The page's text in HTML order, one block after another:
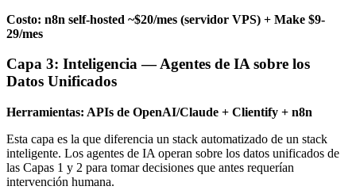
Costo: n8n self-hosted ~$20/mes (servidor VPS) + Make $9-
29/mes
Capa 3: Inteligencia — Agentes de IA sobre los
Datos Unificados
Herramientas: APIs de OpenAI/Claude + Clientify + n8n
Esta capa es la que diferencia un stack automatizado de un stack
inteligente. Los agentes de IA operan sobre los datos unificados de
las Capas 1 y 2 para tomar decisiones que antes requerían
intervención humana.